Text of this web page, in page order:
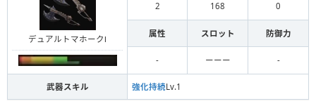
デュアルトマホークⅠ
2 168 0
属性 スロット 防御力
- ーーー -
武器スキル 強化持続Lv.1